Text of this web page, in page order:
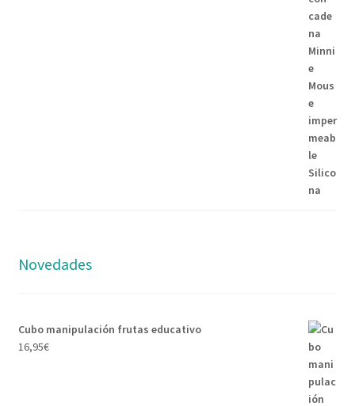
Novedades
Cubo manipulación frutas educativo
16,95€